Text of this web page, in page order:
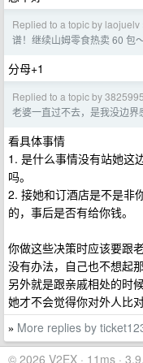
Replied to a topic by laojuelv
谱！继续山姆零食热卖 60 包
分母+1
Replied to a topic by
老婆一直过不去，是我没边界
看具体事情
1. 是什么事情没有站她这
吗。
2. 接她和订酒店是不是非
的，事后是否有给你钱。
你做这些决策时应该要跟
没有办法，自己也不想起
另外就是跟亲戚相处的时
她才不会觉得你对外人比对
» More replies by
© 2026 V2EX · 11ms ·